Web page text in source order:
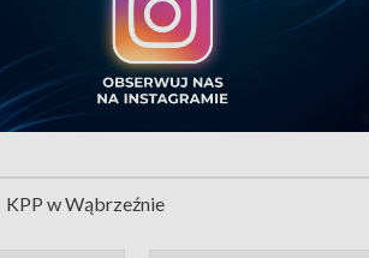
KPP w Wąbrzeźnie